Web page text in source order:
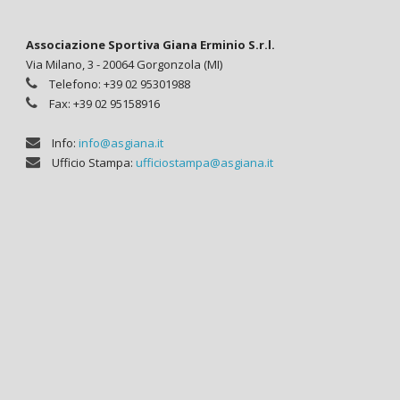
Associazione Sportiva Giana Erminio S.r.l.
Via Milano, 3 - 20064 Gorgonzola (MI)
Telefono: +39 02 95301988
Fax: +39 02 95158916
Info: info@asgiana.it
Ufficio Stampa: ufficiostampa@asgiana.it